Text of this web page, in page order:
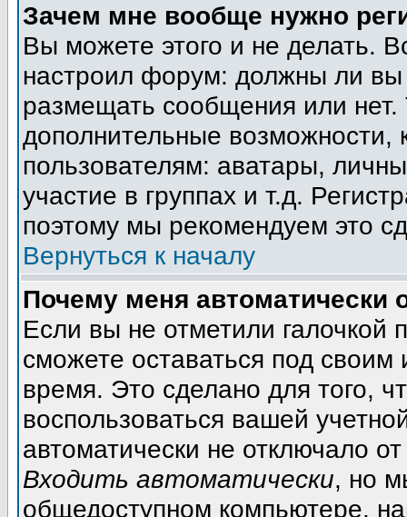
Зачем мне вообще нужно
Вы можете этого и не делать.
настроил форум: должны ли вы
размещать сообщения или
дополнительные
пользователям: аватары,
участие в группах и т.д.
поэтому мы рекомендуем это
Вернуться к началу
Почему меня автоматически
Если вы не отметили галочкой
сможете оставаться под
время. Это сделано для того,
воспользоваться вашей
автоматически не отключало
Входить автоматически, но
общедоступном компьютере,